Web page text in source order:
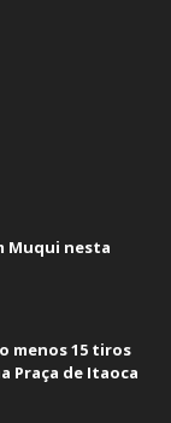
Muqui nesta
menos 15 tiros
Praça de Itaoca